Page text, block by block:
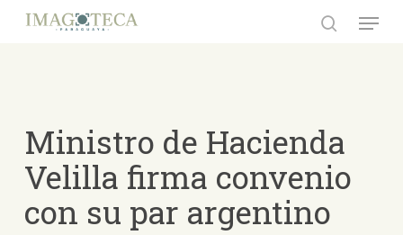
Menu
Ministro de Hacienda
Velilla firma convenio
con su par argentino